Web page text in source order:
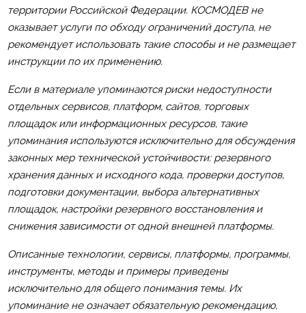
территории Российской Федерации. КОСМОДЕВ не
оказывает услуги по обходу ограничений доступа, не
рекомендует использовать такие способы и не размещает
инструкции по их применению.
Если в материале упоминаются риски недоступности
отдельных сервисов, платформ, сайтов, торговых
площадок или информационных ресурсов, такие
упоминания используются исключительно для обсуждения
законных мер технической устойчивости: резервного
хранения данных и исходного кода, проверки доступов,
подготовки документации, выбора альтернативных
площадок, настройки резервного восстановления и
снижения зависимости от одной внешней платформы.
Описанные технологии, сервисы, платформы, программы,
инструменты, методы и примеры приведены
исключительно для общего понимания темы. Их
упоминание не означает обязательную рекомендацию,